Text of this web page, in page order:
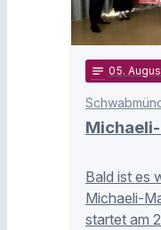
notes 05.
Bald ist es
Michaeli-
startet am